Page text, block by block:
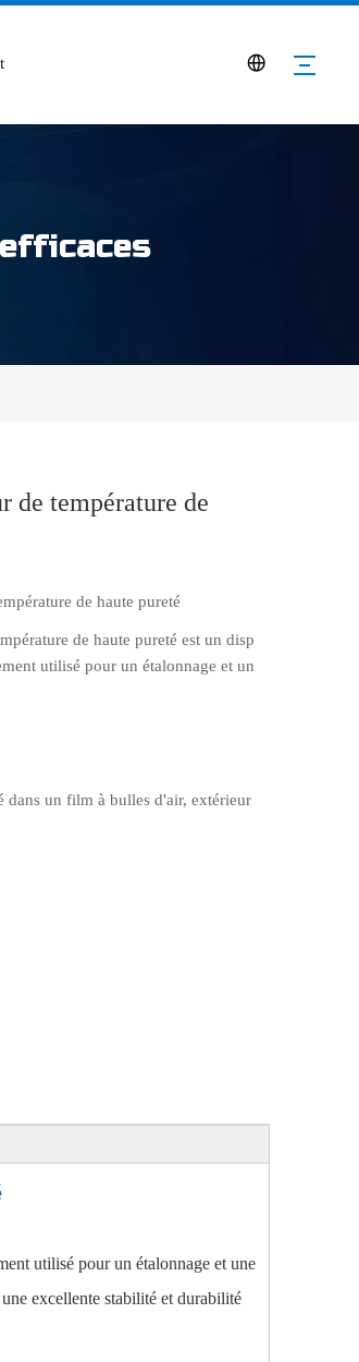
de température de
de haute pureté
de haute pureté est un disp
utilisé pour un étalonnage et un
dans un film à bulles d'air, extérieur
utilisé pour un étalonnage et une
excellente stabilité et durabilité